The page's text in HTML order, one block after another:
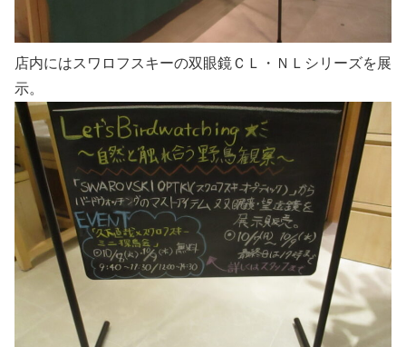
店内にはスワロフスキーの双眼鏡ＣＬ・ＮＬシリーズを展
示。